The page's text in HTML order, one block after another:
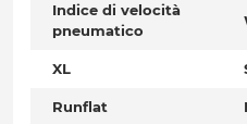
Indice di velocità
pneumatico
XL
Runflat